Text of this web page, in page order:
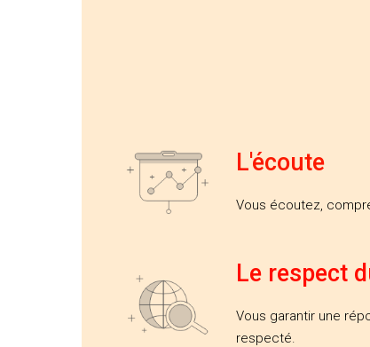
L'écoute
Vous écoutez,
Le respect
Vous garantir une
respecté.